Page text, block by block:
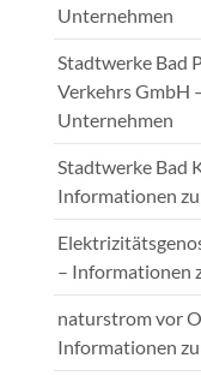
Unternehmen
Stadtwerke Bad
Verkehrs GmbH
Unternehmen
Stadtwerke Bad
Informationen
– Informationen
naturstrom vor
Informationen